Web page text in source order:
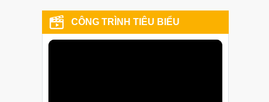
CÔNG TRÌNH TIÊU BIỂU